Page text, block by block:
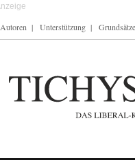
Autoren Unterstützung Grundsätze